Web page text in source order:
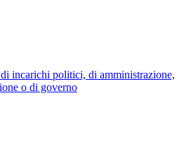
incarichi politici, di amministrazione,
o di governo